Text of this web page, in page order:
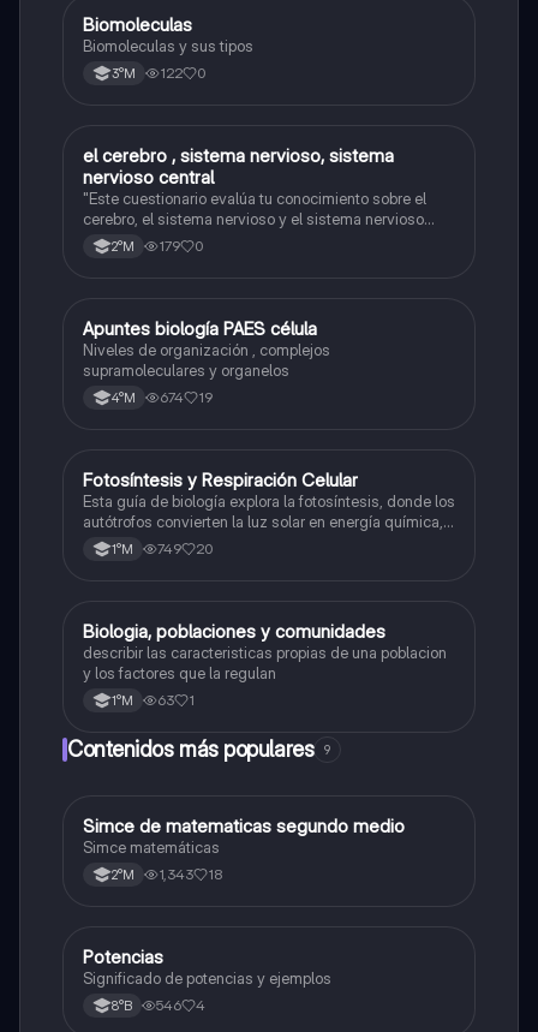
Biología
Biomoleculas
Biomoleculas y sus tipos
3°M 122 0
Biología
el cerebro , sistema nervioso, sistema
nervioso central
"Este cuestionario evalúa tu conocimiento sobre el
cerebro, el sistema nervioso y el sistema nervioso
central."
2°M 179 0
Biología
Apuntes biología PAES célula
Niveles de organización , complejos
supramoleculares y organelos
4°M 674 19
Biología
Fotosíntesis y Respiración Celular
Esta guía de biología explora la fotosíntesis, donde los
autótrofos convierten la luz solar en energía química, y
la respiración celular, un proceso vital para el flujo de
energía en los ecosistemas.
1°M 749 20
Biología
Biologia, poblaciones y comunidades
describir las caracteristicas propias de una poblacion
y los factores que la regulan
1°M 63 1
Contenidos más populares 9
Matemáticas
Simce de matematicas segundo medio
Simce matemáticas
2°M 1,343 18
Matemáticas
Potencias
Significado de potencias y ejemplos
8°B 546 4